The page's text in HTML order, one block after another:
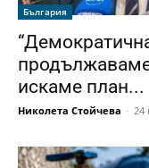
България
искаме план...
Николета Стойчева - 24